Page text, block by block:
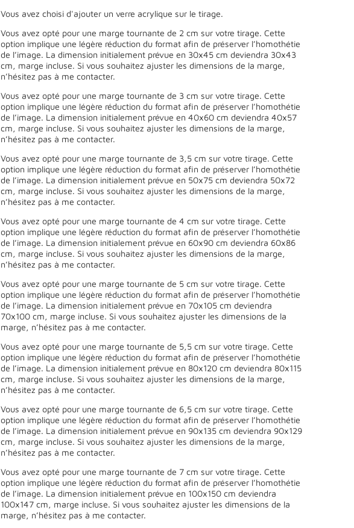
Vous avez choisi d'ajouter un verre acrylique sur le tirage.
Vous avez opté pour une marge tournante de 2 cm sur votre tirage. Cette
option implique une légère réduction du format afin de préserver l’homothétie
de l’image. La dimension initialement prévue en 30x45 cm deviendra 30x43
cm, marge incluse. Si vous souhaitez ajuster les dimensions de la marge,
n’hésitez pas à me contacter.
Vous avez opté pour une marge tournante de 3 cm sur votre tirage. Cette
option implique une légère réduction du format afin de préserver l’homothétie
de l’image. La dimension initialement prévue en 40x60 cm deviendra 40x57
cm, marge incluse. Si vous souhaitez ajuster les dimensions de la marge,
n’hésitez pas à me contacter.
Vous avez opté pour une marge tournante de 3,5 cm sur votre tirage. Cette
option implique une légère réduction du format afin de préserver l’homothétie
de l’image. La dimension initialement prévue en 50x75 cm deviendra 50x72
cm, marge incluse. Si vous souhaitez ajuster les dimensions de la marge,
n’hésitez pas à me contacter.
Vous avez opté pour une marge tournante de 4 cm sur votre tirage. Cette
option implique une légère réduction du format afin de préserver l’homothétie
de l’image. La dimension initialement prévue en 60x90 cm deviendra 60x86
cm, marge incluse. Si vous souhaitez ajuster les dimensions de la marge,
n’hésitez pas à me contacter.
Vous avez opté pour une marge tournante de 5 cm sur votre tirage. Cette
option implique une légère réduction du format afin de préserver l’homothétie
de l’image. La dimension initialement prévue en 70x105 cm deviendra
70x100 cm, marge incluse. Si vous souhaitez ajuster les dimensions de la
marge, n’hésitez pas à me contacter.
Vous avez opté pour une marge tournante de 5,5 cm sur votre tirage. Cette
option implique une légère réduction du format afin de préserver l’homothétie
de l’image. La dimension initialement prévue en 80x120 cm deviendra 80x115
cm, marge incluse. Si vous souhaitez ajuster les dimensions de la marge,
n’hésitez pas à me contacter.
Vous avez opté pour une marge tournante de 6,5 cm sur votre tirage. Cette
option implique une légère réduction du format afin de préserver l’homothétie
de l’image. La dimension initialement prévue en 90x135 cm deviendra 90x129
cm, marge incluse. Si vous souhaitez ajuster les dimensions de la marge,
n’hésitez pas à me contacter.
Vous avez opté pour une marge tournante de 7 cm sur votre tirage. Cette
option implique une légère réduction du format afin de préserver l’homothétie
de l’image. La dimension initialement prévue en 100x150 cm deviendra
100x147 cm, marge incluse. Si vous souhaitez ajuster les dimensions de la
marge, n’hésitez pas à me contacter.